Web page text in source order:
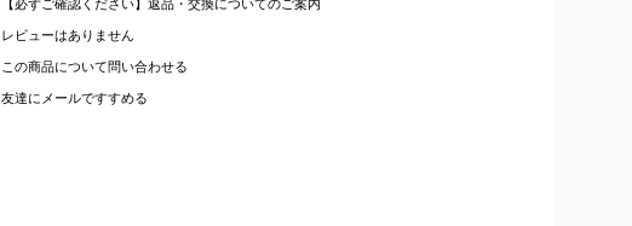
【必ずご確認ください】返品・交換についてのご案内
レビューはありません
この商品について問い合わせる
友達にメールですすめる